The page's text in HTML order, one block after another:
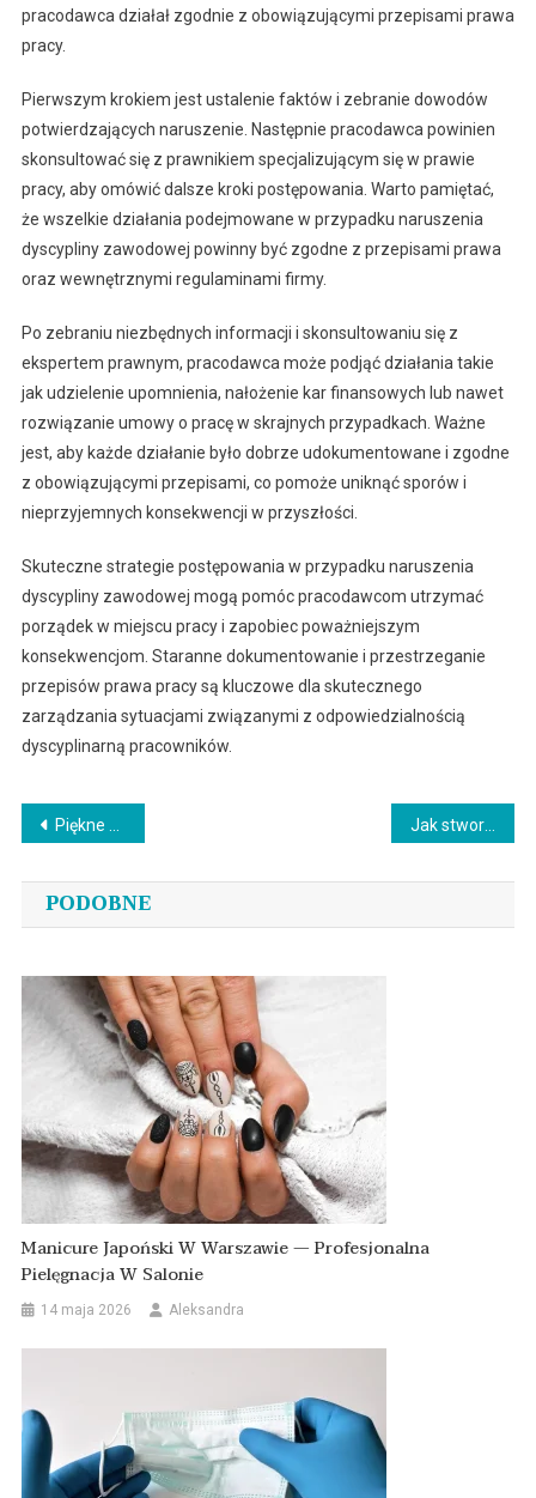
pracodawca działał zgodnie z obowiązującymi przepisami prawa
pracy.
Pierwszym krokiem jest ustalenie faktów i zebranie dowodów
potwierdzających naruszenie. Następnie pracodawca powinien
skonsultować się z prawnikiem specjalizującym się w prawie
pracy, aby omówić dalsze kroki postępowania. Warto pamiętać,
że wszelkie działania podejmowane w przypadku naruszenia
dyscypliny zawodowej powinny być zgodne z przepisami prawa
oraz wewnętrznymi regulaminami firmy.
Po zebraniu niezbędnych informacji i skonsultowaniu się z
ekspertem prawnym, pracodawca może podjąć działania takie
jak udzielenie upomnienia, nałożenie kar finansowych lub nawet
rozwiązanie umowy o pracę w skrajnych przypadkach. Ważne
jest, aby każde działanie było dobrze udokumentowane i zgodne
z obowiązującymi przepisami, co pomoże uniknąć sporów i
nieprzyjemnych konsekwencji w przyszłości.
Skuteczne strategie postępowania w przypadku naruszenia
dyscypliny zawodowej mogą pomóc pracodawcom utrzymać
porządek w miejscu pracy i zapobiec poważniejszym
konsekwencjom. Staranne dokumentowanie i przestrzeganie
przepisów prawa pracy są kluczowe dla skutecznego
zarządzania sytuacjami związanymi z odpowiedzialnością
dyscyplinarną pracowników.
Nawigacja
wpisu
Piękne oświetlenie: Nowoczesne kinkiety okrągłe do Twojego wnętrza
PODOBNE
Manicure Japoński W Warszawie — Profesjonalna
Pielęgnacja W Salonie
14 maja 2026 Aleksandra